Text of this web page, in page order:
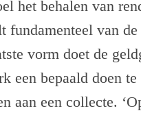
het behalen van
fundamenteel van
vorm doet de
een bepaald doen te
aan een collecte.